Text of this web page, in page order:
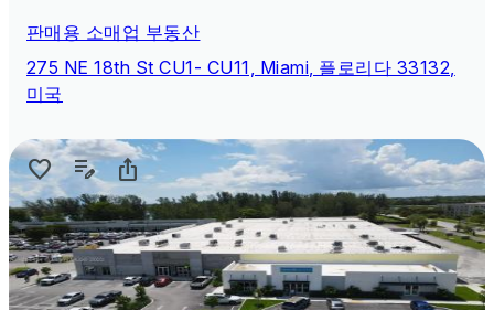
판매용 소매업 부동산
275 NE 18th St CU1- CU11, Miami, 플로리다 33132,
미국